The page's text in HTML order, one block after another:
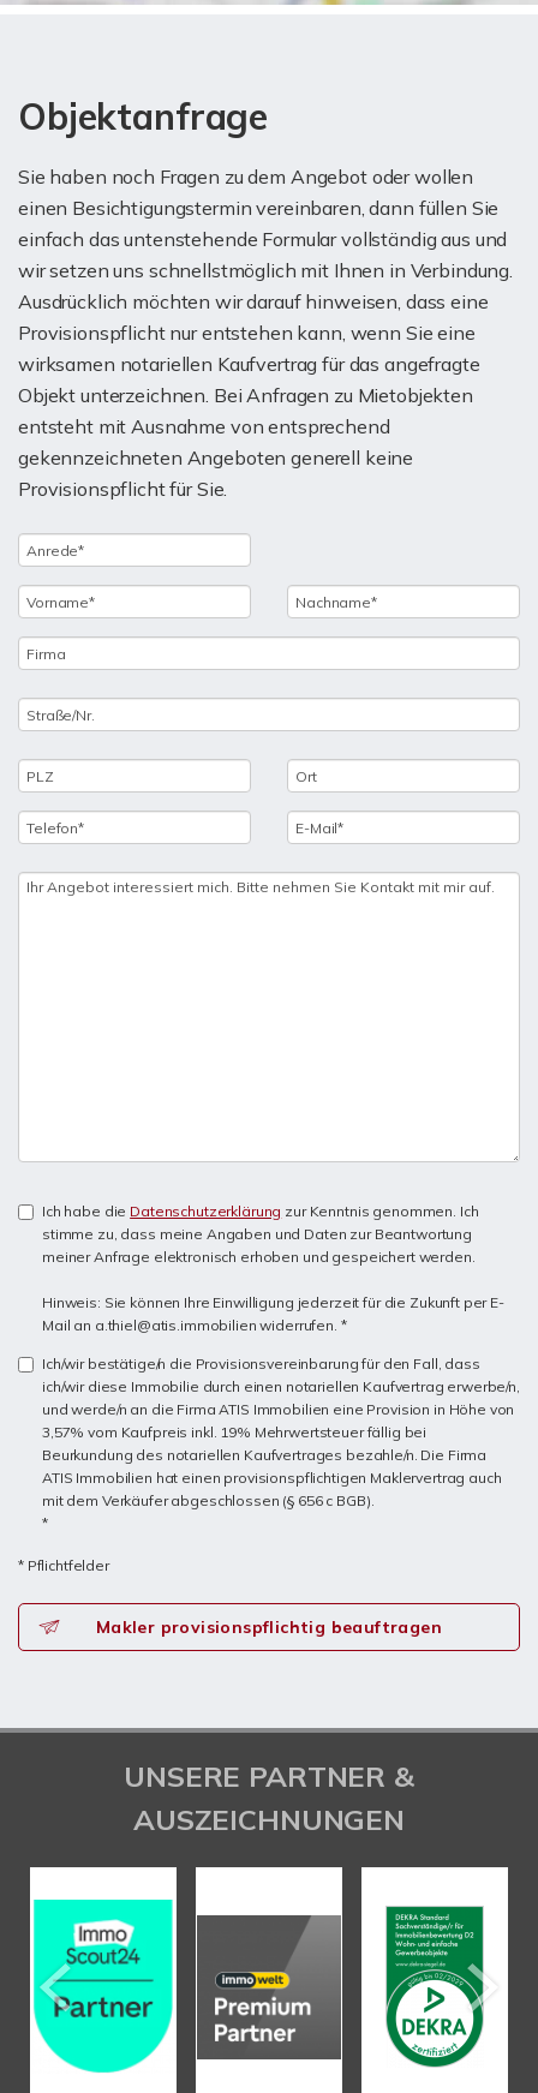
Objektanfrage
Sie haben noch Fragen zu dem Angebot oder wollen
einen Besichtigungstermin vereinbaren, dann füllen Sie
einfach das untenstehende Formular vollständig aus und
wir setzen uns schnellstmöglich mit Ihnen in Verbindung.
Ausdrücklich möchten wir darauf hinweisen, dass eine
Provisionspflicht nur entstehen kann, wenn Sie eine
wirksamen notariellen Kaufvertrag für das angefragte
Objekt unterzeichnen. Bei Anfragen zu Mietobjekten
entsteht mit Ausnahme von entsprechend
gekennzeichneten Angeboten generell keine
Provisionspflicht für Sie.
Ich habe die Datenschutzerklärung zur Kenntnis genommen. Ich
stimme zu, dass meine Angaben und Daten zur Beantwortung
meiner Anfrage elektronisch erhoben und gespeichert werden.
Hinweis: Sie können Ihre Einwilligung jederzeit für die Zukunft per E-
Mail an a.thiel@atis.immobilien widerrufen. *
Ich/wir bestätige/n die Provisionsvereinbarung für den Fall, dass
ich/wir diese Immobilie durch einen notariellen Kaufvertrag erwerbe/n,
und werde/n an die Firma ATIS Immobilien eine Provision in Höhe von
3,57% vom Kaufpreis inkl. 19% Mehrwertsteuer fällig bei
Beurkundung des notariellen Kaufvertrages bezahle/n. Die Firma
ATIS Immobilien hat einen provisionspflichtigen Maklervertrag auch
mit dem Verkäufer abgeschlossen (§ 656 c BGB).
*
* Pflichtfelder
Makler provisionspflichtig beauftragen
UNSERE PARTNER &
AUSZEICHNUNGEN